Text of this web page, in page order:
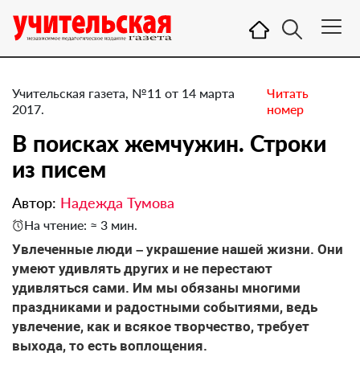
Учительская газета, №11 от 14 марта
2017.
Читать
номер
​В поисках жемчужин. Строки
из писем
Автор: Надежда Тумова
На чтение: ≈ 3 мин.
Увлеченные люди – украшение нашей жизни. Они
умеют удивлять других и не перестают
удивляться сами. Им мы обязаны многими
праздниками и радостными событиями, ведь
увлечение, как и всякое творчество, требует
выхода, то есть воплощения.